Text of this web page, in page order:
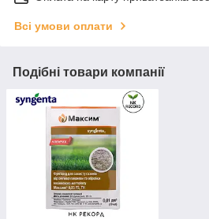
Всі умови оплати
Подібні товари компанії